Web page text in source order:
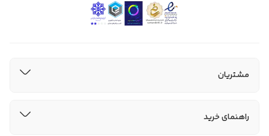
مشتریان
راهنمای خرید